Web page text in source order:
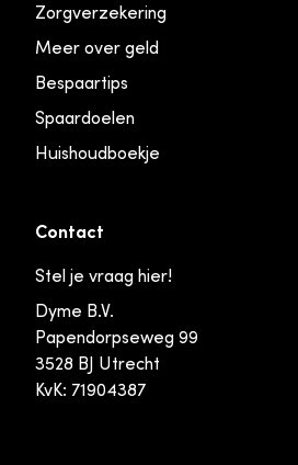
Zorgverzekering
Meer over geld
Bespaartips
Spaardoelen
Huishoudboekje
Contact
Stel je vraag hier!
Dyme B.V.
Papendorpseweg 99
3528 BJ Utrecht
KvK: 71904387